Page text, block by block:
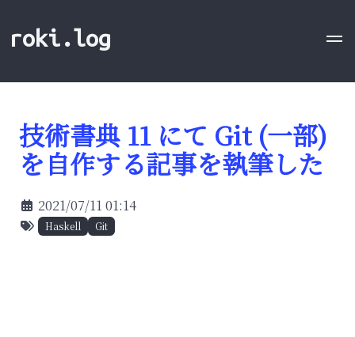
roki.log
技術書典 11 にて Git (一部)
を自作する記事を執筆した
2021/07/11 01:14
Haskell Git